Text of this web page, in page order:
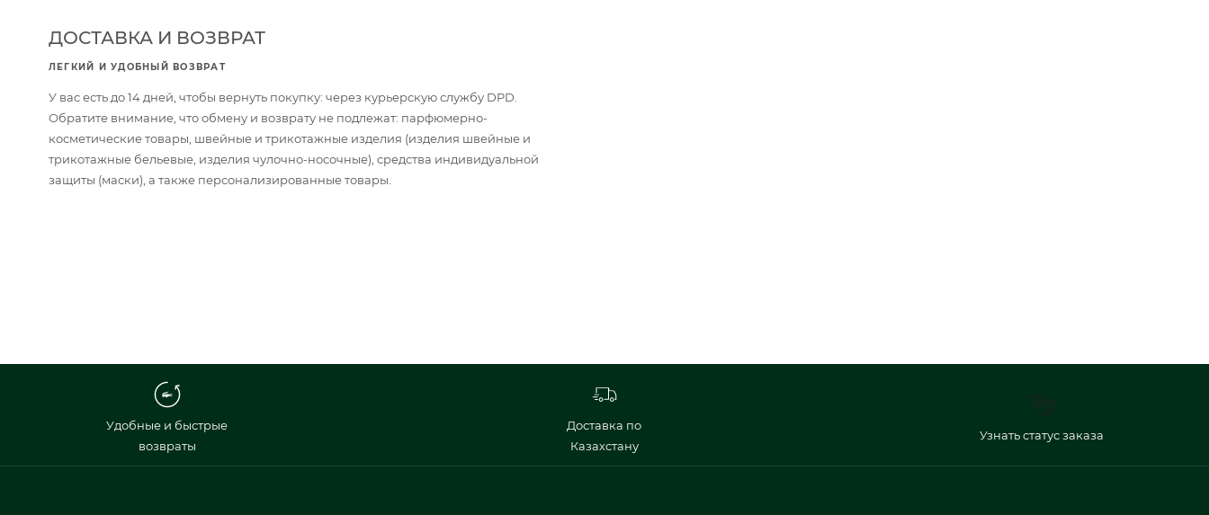
ДОСТАВКА И ВОЗВРАТ
ЛЕГКИЙ И УДОБНЫЙ ВОЗВРАТ
У вас есть до 14 дней, чтобы вернуть покупку: через курьерскую службу DPD.
Обратите внимание, что обмену и возврату не подлежат: парфюмерно-
косметические товары, швейные и трикотажные изделия (изделия швейные и
трикотажные бельевые, изделия чулочно-носочные), средства индивидуальной
защиты (маски), а также персонализированные товары.
Удобные и быстрые
возвраты
Доставка по
Казахстану
Узнать статус заказа